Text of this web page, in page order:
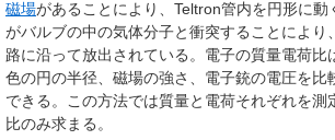
磁場があることにより、Teltron管内を円形に動
がバルブの中の気体分子と衝突することにより
路に沿って放出されている。電子の質量電荷比
色の円の半径、磁場の強さ、電子銃の電圧を比
できる。この方法では質量と電荷それぞれを測
比のみ求まる。